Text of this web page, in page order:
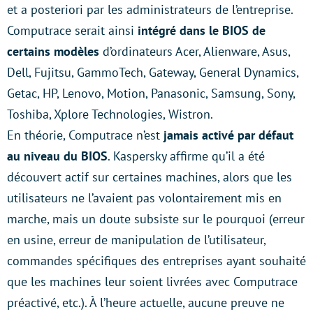
et a posteriori par les administrateurs de l’entreprise.
Computrace serait ainsi intégré dans le BIOS de
certains modèles d’ordinateurs Acer, Alienware, Asus,
Dell, Fujitsu, GammoTech, Gateway, General Dynamics,
Getac, HP, Lenovo, Motion, Panasonic, Samsung, Sony,
Toshiba, Xplore Technologies, Wistron.
En théorie, Computrace n’est jamais activé par défaut
au niveau du BIOS. Kaspersky affirme qu’il a été
découvert actif sur certaines machines, alors que les
utilisateurs ne l’avaient pas volontairement mis en
marche, mais un doute subsiste sur le pourquoi (erreur
en usine, erreur de manipulation de l’utilisateur,
commandes spécifiques des entreprises ayant souhaité
que les machines leur soient livrées avec Computrace
préactivé, etc.). À l’heure actuelle, aucune preuve ne